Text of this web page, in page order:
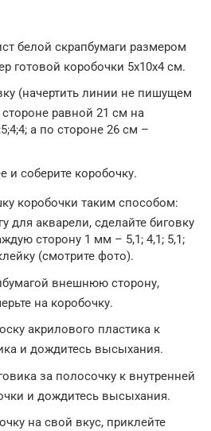
белой скрапбумаги размером
готовой коробочки 5х10х4 см.
(начертить линии не пишущем
равной 21 см на
а по стороне 26 см –
и соберите коробочку.
коробочки таким способом:
для акварели, сделайте биговку
сторону 1 мм – 5,1; 4,1; 5,1;
(смотрите фото).
внешнюю сторону,
на коробочку.
акрилового пластика к
и дождитесь высыхания.
за полосочку к внутренней
и дождитесь высыхания.
на свой вкус, приклейте